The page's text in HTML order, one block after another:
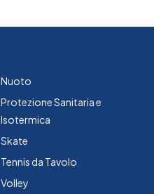
Nuoto
Protezione Sanitaria e
Isotermica
Skate
Tennis da Tavolo
Volley